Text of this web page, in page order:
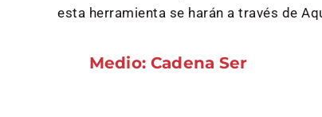
esta herramienta se harán a través de
Medio: Cadena Ser